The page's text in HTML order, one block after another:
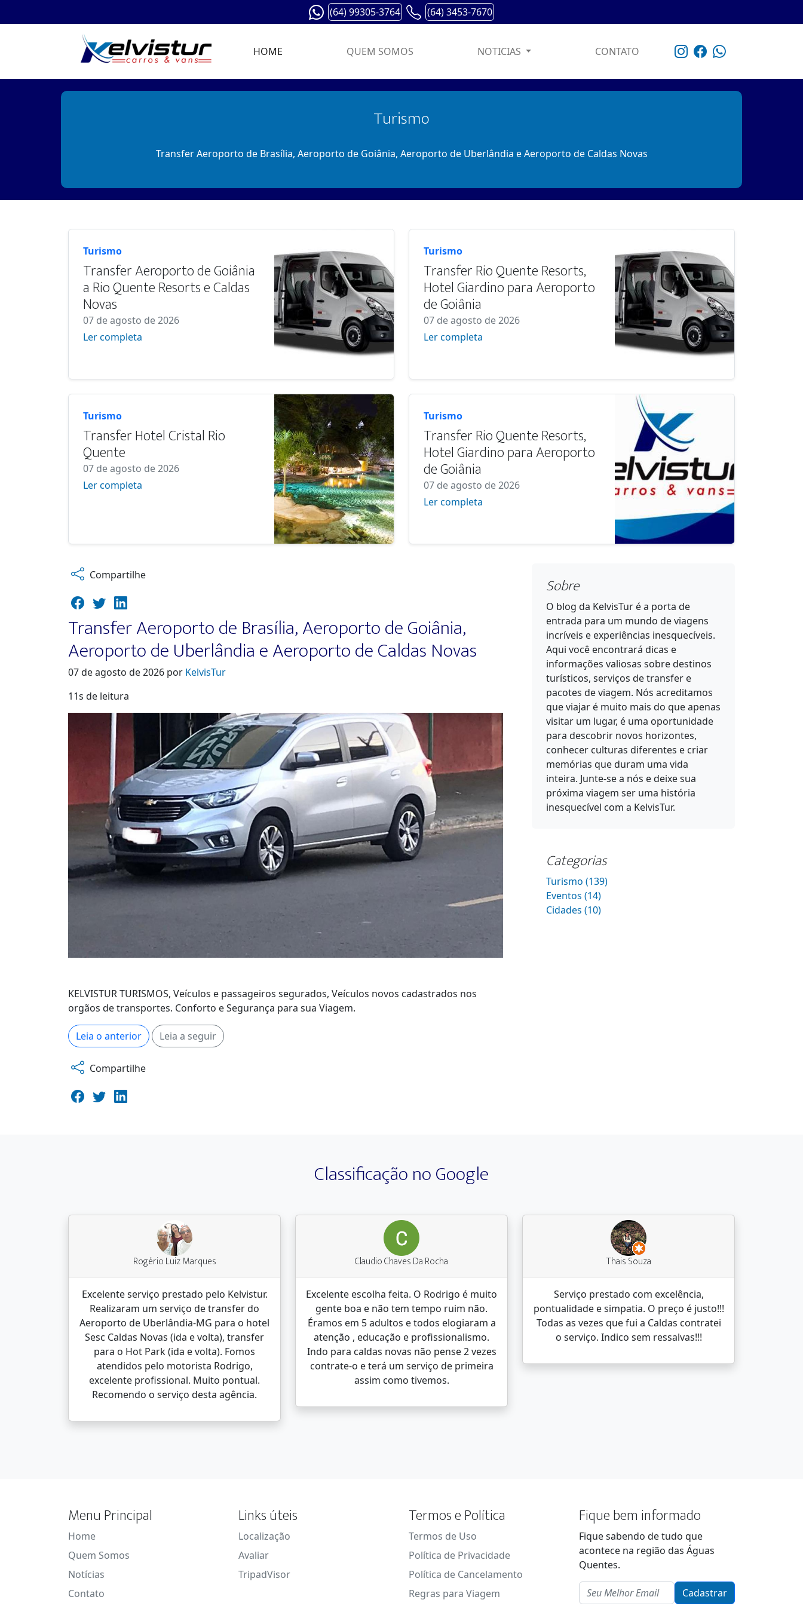
(64) 99305-3764 (64) 3453-7670
HOME QUEM SOMOS NOTICIAS CONTATO
Turismo
Transfer Aeroporto de Brasília, Aeroporto de Goiânia, Aeroporto de Uberlândia e Aeroporto de Caldas Novas
Turismo
Transfer Aeroporto de Goiânia
a Rio Quente Resorts e Caldas
Novas
07 de agosto de 2026
Ler completa
Turismo
Transfer Rio Quente Resorts,
Hotel Giardino para Aeroporto
de Goiânia
07 de agosto de 2026
Ler completa
Turismo
Transfer Hotel Cristal Rio
Quente
07 de agosto de 2026
Ler completa
Turismo
Transfer Rio Quente Resorts,
Hotel Giardino para Aeroporto
de Goiânia
07 de agosto de 2026
Ler completa
Compartilhe
Transfer Aeroporto de Brasília, Aeroporto de Goiânia,
Aeroporto de Uberlândia e Aeroporto de Caldas Novas
07 de agosto de 2026 por KelvisTur
11s de leitura
KELVISTUR TURISMOS, Veículos e passageiros segurados, Veículos novos cadastrados nos
orgãos de transportes. Conforto e Segurança para sua Viagem.
Leia o anterior Leia a seguir
Compartilhe
Sobre
O blog da KelvisTur é a porta de
entrada para um mundo de viagens
incríveis e experiências inesquecíveis.
Aqui você encontrará dicas e
informações valiosas sobre destinos
turísticos, serviços de transfer e
pacotes de viagem. Nós acreditamos
que viajar é muito mais do que apenas
visitar um lugar, é uma oportunidade
para descobrir novos horizontes,
conhecer culturas diferentes e criar
memórias que duram uma vida
inteira. Junte-se a nós e deixe sua
próxima viagem ser uma história
inesquecível com a KelvisTur.
Categorias
Turismo (139)
Eventos (14)
Cidades (10)
Classificação no Google
Rogério Luiz Marques
Excelente serviço prestado pelo Kelvistur.
Realizaram um serviço de transfer do
Aeroporto de Uberlândia-MG para o hotel
Sesc Caldas Novas (ida e volta), transfer
para o Hot Park (ida e volta). Fomos
atendidos pelo motorista Rodrigo,
excelente profissional. Muito pontual.
Recomendo o serviço desta agência.
Claudio Chaves Da Rocha
Excelente escolha feita. O Rodrigo é muito
gente boa e não tem tempo ruim não.
Éramos em 5 adultos e todos elogiaram a
atenção , educação e profissionalismo.
Indo para caldas novas não pense 2 vezes
contrate-o e terá um serviço de primeira
assim como tivemos.
Thais Souza
Serviço prestado com excelência,
pontualidade e simpatia. O preço é justo!!!
Todas as vezes que fui a Caldas contratei
o serviço. Indico sem ressalvas!!!
Menu Principal
Home
Quem Somos
Notícias
Contato
Links úteis
Localização
Avaliar
TripadVisor
Termos e Política
Termos de Uso
Política de Privacidade
Política de Cancelamento
Regras para Viagem
Fique bem informado
Fique sabendo de tudo que
acontece na região das Águas
Quentes.
Email
Cadastrar